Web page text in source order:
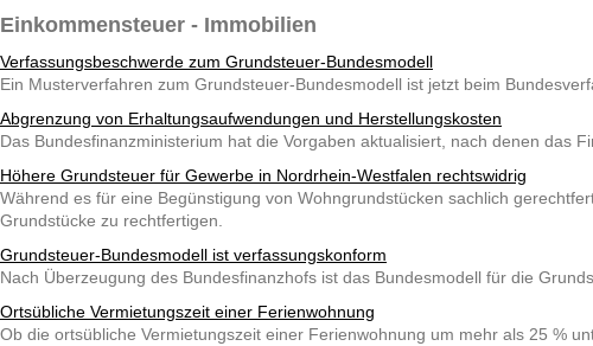
Einkommensteuer - Immobilien
Verfassungsbeschwerde zum Grundsteuer-Bundesmodell
Ein Musterverfahren zum Grundsteuer-Bundesmodell ist jetzt beim
Abgrenzung von Erhaltungsaufwendungen und Herstellungskosten
Das Bundesfinanzministerium hat die Vorgaben aktualisiert, nach denen das
Höhere Grundsteuer für Gewerbe in Nordrhein-Westfalen rechtswidrig
Während es für eine Begünstigung von Wohngrundstücken sachlich
Grundstücke zu rechtfertigen.
Grundsteuer-Bundesmodell ist verfassungskonform
Nach Überzeugung des Bundesfinanzhofs ist das Bundesmodell für die
Ortsübliche Vermietungszeit einer Ferienwohnung
Ob die ortsübliche Vermietungszeit einer Ferienwohnung um mehr als 25 %